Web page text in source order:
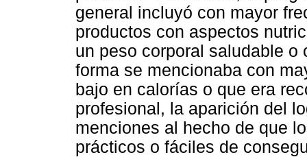
general incluyó con mayor
productos con aspectos
un peso corporal saludable
forma se mencionaba con
bajo en calorías o que era
profesional, la aparición del
menciones al hecho de que
prácticos o fáciles de